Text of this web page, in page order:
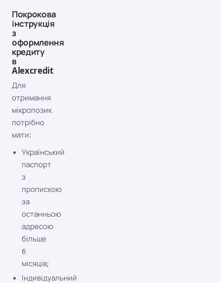
Покрокова
інструкція
з
оформлення
кредиту
в
Alexcredit
Для
отримання
мікропозик
потрібно
мати:
Український
паспорт
з
пропискою
за
останньою
адресою
більше
6
місяців;
Індивідуальний